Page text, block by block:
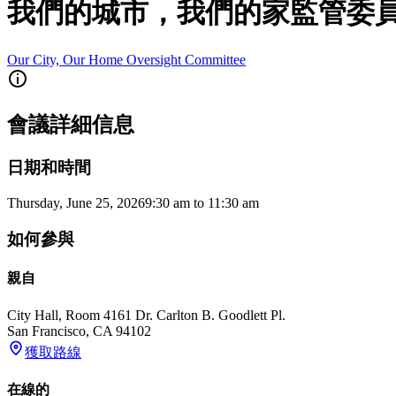
我們的城市，我們的家監管委
Our City, Our Home Oversight Committee
會議詳細信息
日期和時間
Thursday, June 25, 20269:30 am to 11:30 am
如何參與
親自
City Hall, Room 4161 Dr. Carlton B. Goodlett Pl.
San Francisco, CA 94102
獲取路線
在線的